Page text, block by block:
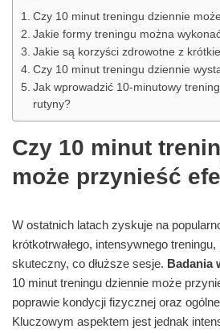
Czy 10 minut treningu dziennie
Jakie formy treningu można
Jakie są korzyści zdrowotne z
Czy 10 minut treningu dziennie
Jak wprowadzić 10-minutowy
rutyny?
Czy 10 minut
może przynieść
W ostatnich latach zyskuje na
krótkotrwałego, intensywnego
skuteczny, co dłuższe sesje. Badania
10 minut treningu dziennie może
poprawie kondycji fizycznej oraz
Kluczowym aspektem jest jednak